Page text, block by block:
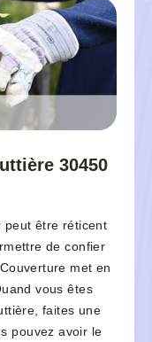
30450
peut être réticent
de confier
met en
vous êtes
faites une
pouvez avoir le